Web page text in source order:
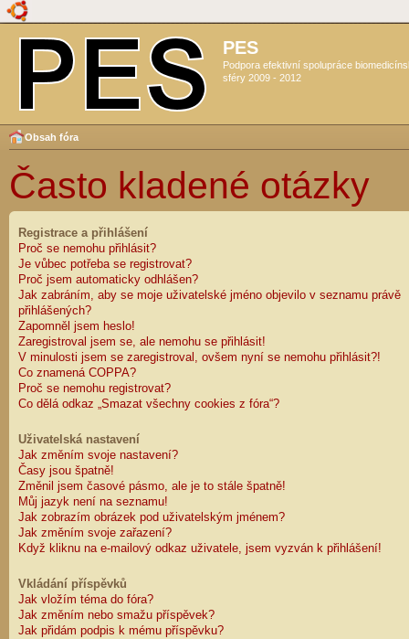
PES
Podpora efektivní spolupráce
sféry 2009 - 2012
Obsah fóra
Často kladené otázky
Registrace a přihlášení
Proč se nemohu přihlásit?
Je vůbec potřeba se registrovat?
Proč jsem automaticky odhlášen?
Jak zabráním, aby se moje uživatelské jméno objevilo v seznamu právě
přihlášených?
Zapomněl jsem heslo!
Zaregistroval jsem se, ale nemohu se přihlásit!
V minulosti jsem se zaregistroval, ovšem nyní se nemohu přihlásit?!
Co znamená COPPA?
Proč se nemohu registrovat?
Co dělá odkaz „Smazat všechny cookies z fóra“?
Uživatelská nastavení
Jak změním svoje nastavení?
Časy jsou špatně!
Změnil jsem časové pásmo, ale je to stále špatně!
Můj jazyk není na seznamu!
Jak zobrazím obrázek pod uživatelským jménem?
Jak změním svoje zařazení?
Když kliknu na e-mailový odkaz uživatele, jsem vyzván k přihlášení!
Vkládání příspěvků
Jak vložím téma do fóra?
Jak změním nebo smažu příspěvek?
Jak přidám podpis k mému příspěvku?